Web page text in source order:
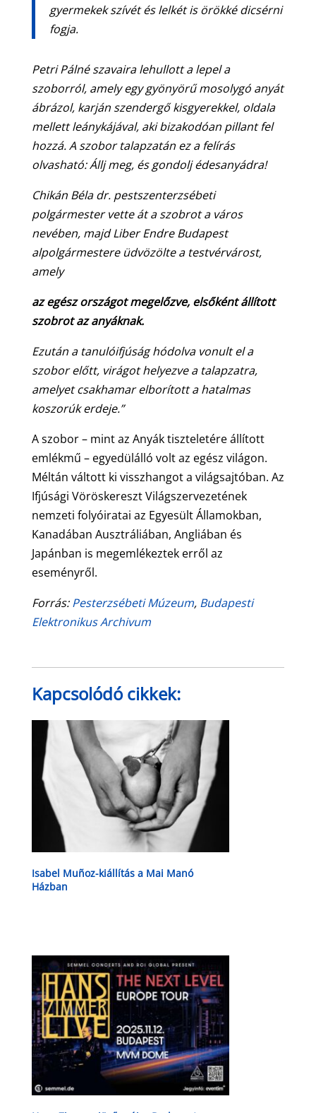
gyermekek szívét és lelkét is örökké dicsérni
fogja.
Petri Pálné szavaira lehullott a lepel a
szoborról, amely egy gyönyörű mosolygó anyát
ábrázol, karján szendergő kisgyerekkel, oldala
mellett leánykájával, aki bizakodóan pillant fel
hozzá. A szobor talapzatán ez a felírás
olvasható: Állj meg, és gondolj édesanyádra!
Chikán Béla dr. pestszenterzsébeti
polgármester vette át a szobrot a város
nevében, majd Liber Endre Budapest
alpolgármestere üdvözölte a testvérvárost,
amely
az egész országot megelőzve, elsőként állított
szobrot az anyáknak.
Ezután a tanulóifjúság hódolva vonult el a
szobor előtt, virágot helyezve a talapzatra,
amelyet csakhamar elborított a hatalmas
koszorúk erdeje.”
A szobor – mint az Anyák tiszteletére állított
emlékmű – egyedülálló volt az egész világon.
Méltán váltott ki visszhangot a világsajtóban. Az
Ifjúsági Vöröskereszt Világszervezetének
nemzeti folyóiratai az Egyesült Államokban,
Kanadában Ausztráliában, Angliában és
Japánban is megemlékeztek erről az
eseményről.
Forrás:Pesterzsébeti Múzeum, Budapesti
Elektronikus Archivum
Kapcsolódó cikkek:
Isabel Muñoz-kiállítás a Mai Manó
Házban